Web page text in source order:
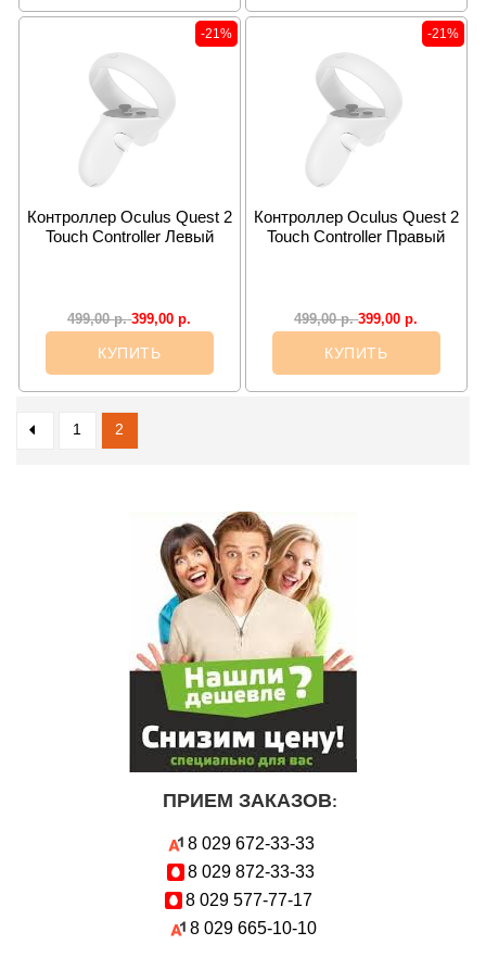
-21%
Контроллер Oculus Quest 2
Touch Controller Левый
499,00р. 399,00р.
КУПИТЬ
-21%
Контроллер Oculus Quest 2
Touch Controller Правый
499,00р. 399,00р.
КУПИТЬ
1 2
ПРИЕМ ЗАКАЗОВ:
8 029 672-33-33
8 029 872-33-33
8 029 577-77-17
8 029 665-10-10